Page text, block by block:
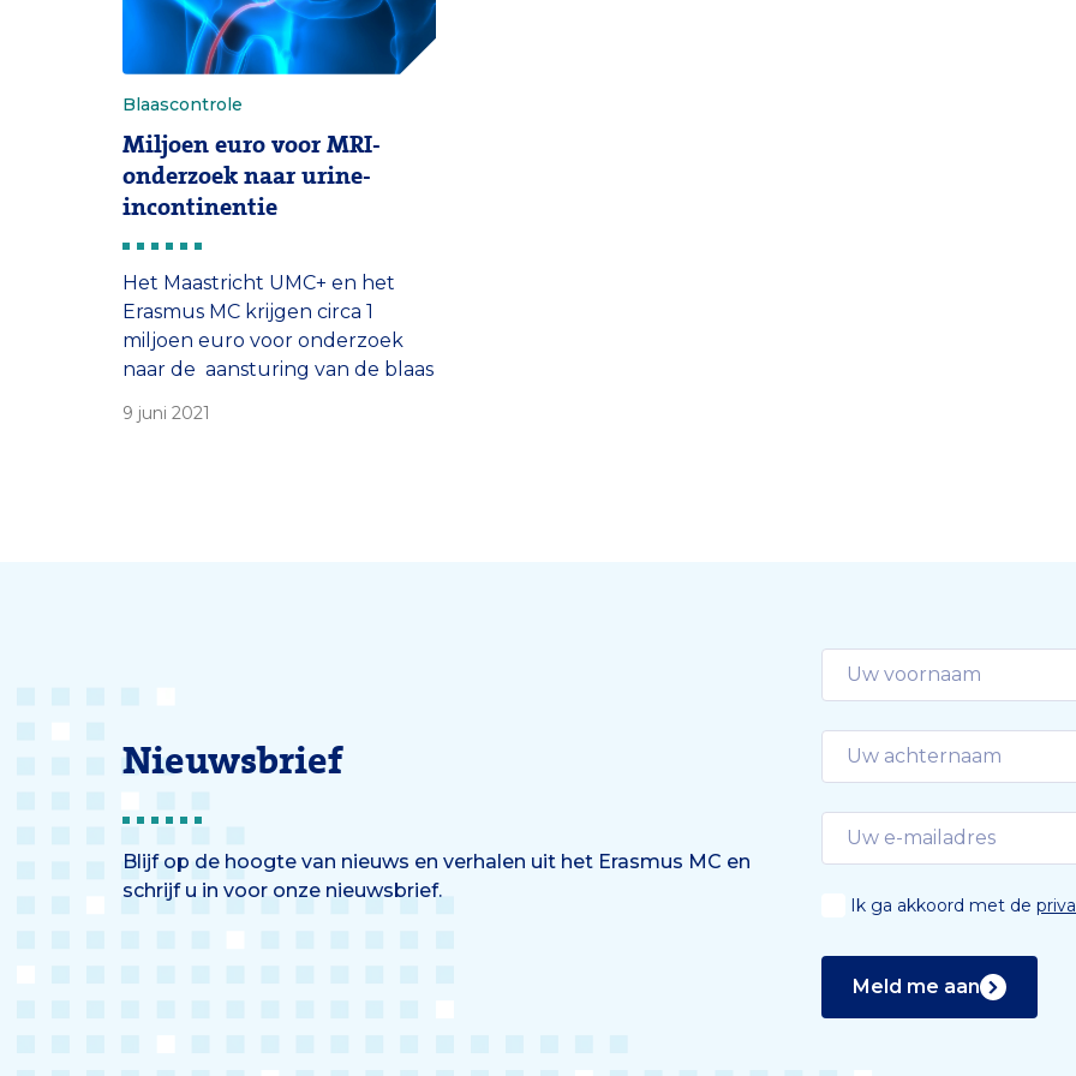
Blaascontrole
Miljoen euro voor MRI-
onderzoek naar urine-
incontinentie
Het Maastricht UMC+ en het
Erasmus MC krijgen circa 1
miljoen euro voor onderzoek
naar de aansturing van de blaas
9 juni 2021
Nieuwsbrief
Blijf op de hoogte van nieuws en verhalen uit het Erasmus MC en
schrijf u in voor onze nieuwsbrief.
Ik ga akkoord met de
Meld me aan